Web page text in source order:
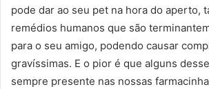
pode dar ao seu pet na hora do aperto,
remédios humanos que são
para o seu amigo, podendo causar
gravíssimas. E o pior é que alguns
sempre presente nas nossas